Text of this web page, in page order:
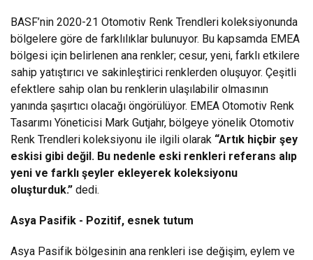
BASF’nin 2020-21 Otomotiv Renk Trendleri koleksiyonunda
bölgelere göre de farklılıklar bulunuyor. Bu kapsamda EMEA
bölgesi için belirlenen ana renkler; cesur, yeni, farklı etkilere
sahip yatıştırıcı ve sakinleştirici renklerden oluşuyor. Çeşitli
efektlere sahip olan bu renklerin ulaşılabilir olmasının
yanında şaşırtıcı olacağı öngörülüyor. EMEA Otomotiv Renk
Tasarımı Yöneticisi Mark Gutjahr, bölgeye yönelik Otomotiv
Renk Trendleri koleksiyonu ile ilgili olarak “Artık hiçbir şey
eskisi gibi değil. Bu nedenle eski renkleri referans alıp
yeni ve farklı şeyler ekleyerek koleksiyonu
oluşturduk.” dedi.
Asya Pasifik - Pozitif, esnek tutum
Asya Pasifik bölgesinin ana renkleri ise değişim, eylem ve